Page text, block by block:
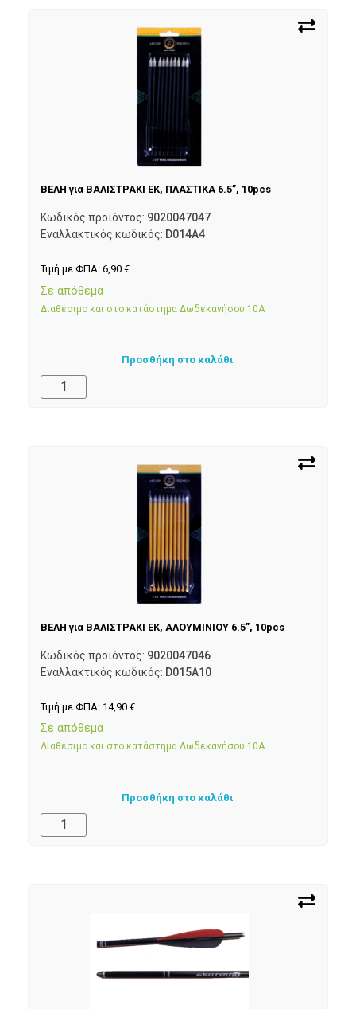
ΒΕΛΗ για ΒΑΛΙΣΤΡΑΚΙ EK, ΠΛΑΣΤΙΚΑ 6.5”, 10pcs
Κωδικός προϊόντος: 9020047047
Εναλλακτικός κωδικός: D014A4
Τιμή με ΦΠΑ: 6,90 €
Σε απόθεμα
Διαθέσιμο και στο κατάστημα Δωδεκανήσου 10Α
Προσθήκη στο καλάθι
ΒΕΛΗ για ΒΑΛΙΣΤΡΑΚΙ EK, ΑΛΟΥΜΙΝΙΟΥ 6.5”, 10pcs
Κωδικός προϊόντος: 9020047046
Εναλλακτικός κωδικός: D015A10
Τιμή με ΦΠΑ: 14,90 €
Σε απόθεμα
Διαθέσιμο και στο κατάστημα Δωδεκανήσου 10Α
Προσθήκη στο καλάθι